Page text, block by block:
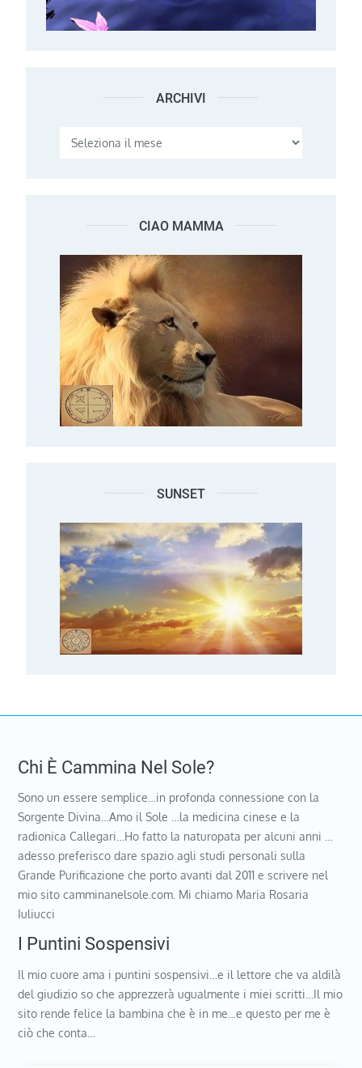
ARCHIVI Archivi
CIAO MAMMA
SUNSET
Chi È Cammina Nel Sole?
Sono un essere semplice…in profonda connessione con la
Sorgente Divina…Amo il Sole …la medicina cinese e la
radionica Callegari…Ho fatto la naturopata per alcuni anni …
adesso preferisco dare spazio agli studi personali sulla
Grande Purificazione che porto avanti dal 2011 e scrivere nel
mio sito camminanelsole.com. Mi chiamo Maria Rosaria
Iuliucci
I Puntini Sospensivi
Il mio cuore ama i puntini sospensivi…e il lettore che va aldilà
del giudizio so che apprezzerà ugualmente i miei scritti…Il mio
sito rende felice la bambina che è in me…e questo per me è
ciò che conta…